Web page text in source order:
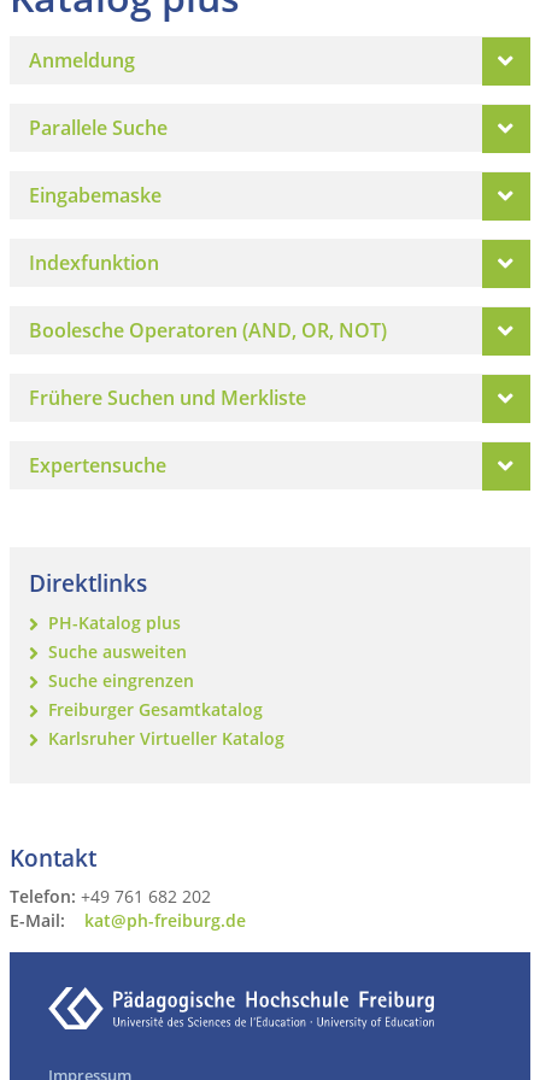
Anmeldung
Parallele Suche
Eingabemaske
Indexfunktion
Boolesche Operatoren (AND, OR, NOT)
Frühere Suchen und Merkliste
Expertensuche
Direktlinks
PH-Katalog plus
Suche ausweiten
Suche eingrenzen
Freiburger Gesamtkatalog
Karlsruher Virtueller Katalog
Kontakt
Telefon: +49 761 682 202
E-Mail: kat@ph-freiburg.de
Impressum